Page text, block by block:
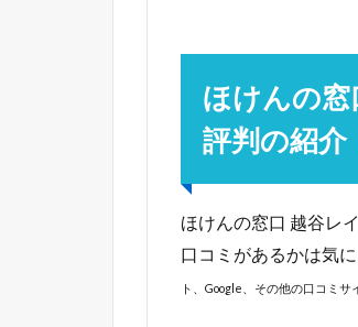
ほけんの窓
評判の紹介
ほけんの窓口 越谷レ
口コミがあるかは気
ト、Google、その他の口コミサ